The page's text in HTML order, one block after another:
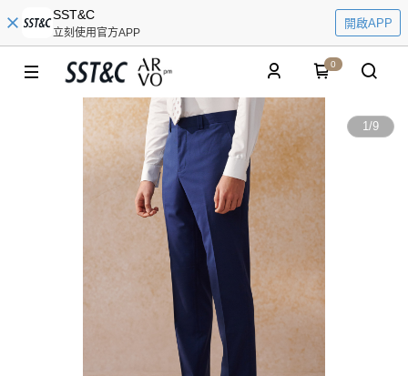
SST&C
立刻使用官方APP
開啟APP
0
1/9